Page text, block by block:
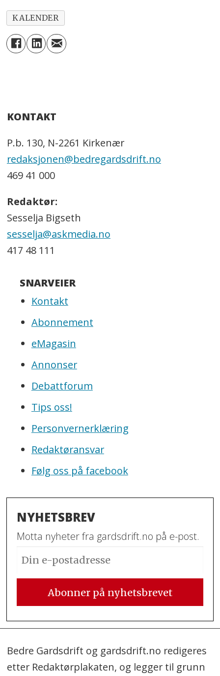
KALENDER
KONTAKT
P.b. 130, N-2261 Kirkenær
redaksjonen@bedregardsdrift.no
469 41 000
Redaktør:
Sesselja Bigseth
sesselja@askmedia.no
417 48 111
SNARVEIER
Kontakt
Abonnement
eMagasin
Annonser
Debattforum
Tips oss!
Personvernerklæring
Redaktøransvar
Følg oss på facebook
NYHETSBREV
Motta nyheter fra gardsdrift.no på e-post.
Bedre Gardsdrift og gardsdrift.no redigeres
etter Redaktørplakaten, og legger til grunn